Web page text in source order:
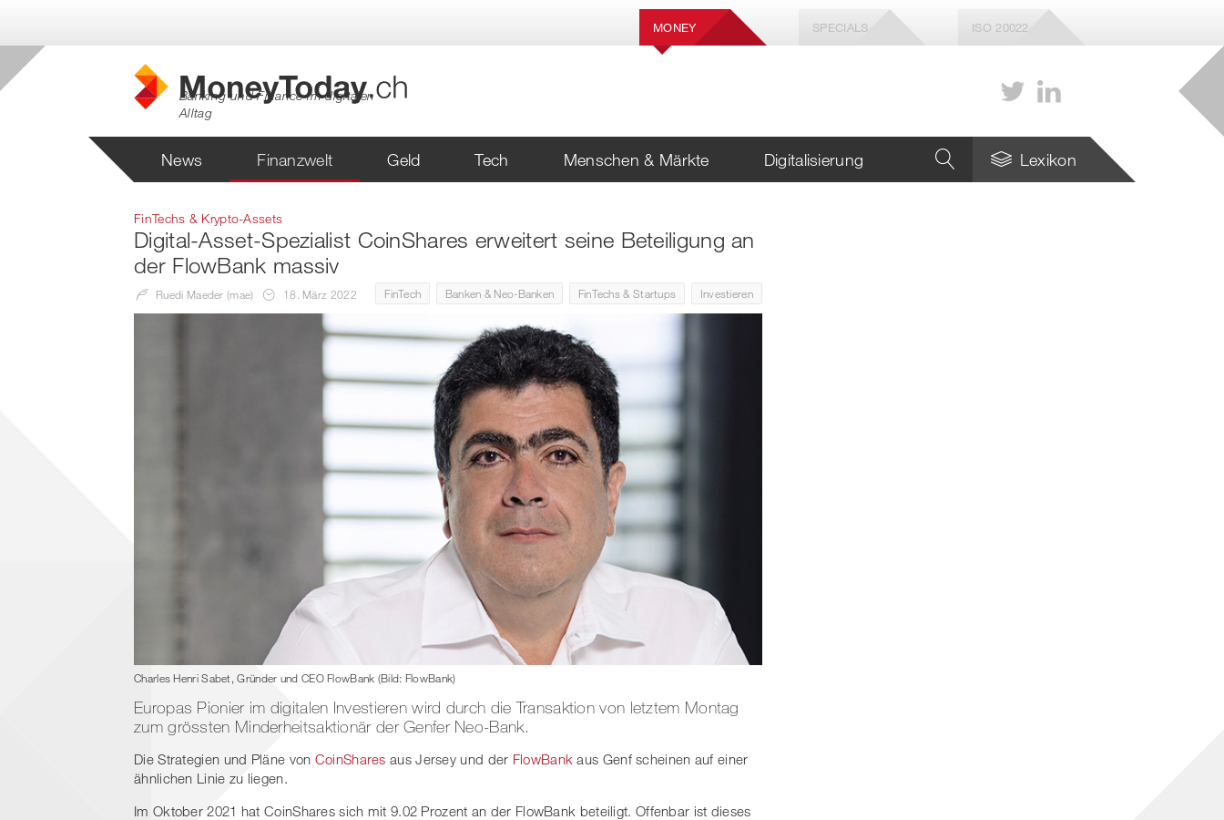
MONEY SPECIALS ISO 20022
Banking und Finance im digitalen
Alltag
News Finanzwelt Geld Tech Menschen & Märkte Digitalisierung Lexikon
FinTechs & Krypto-Assets
Digital-Asset-Spezialist CoinShares erweitert seine Beteiligung an
der FlowBank massiv
Ruedi Maeder (mae) 18. März 2022 FinTech Banken & Neo-Banken FinTechs & Startups Investieren
Charles Henri Sabet, Gründer und CEO FlowBank (Bild: FlowBank)
Europas Pionier im digitalen Investieren wird durch die Transaktion von letztem Montag
zum grössten Minderheitsaktionär der Genfer Neo-Bank.
Die Strategien und Pläne von CoinShares aus Jersey und der FlowBank aus Genf scheinen auf einer
ähnlichen Linie zu liegen.
Im Oktober 2021 hat CoinShares sich mit 9.02 Prozent an der FlowBank beteiligt. Offenbar ist dieses